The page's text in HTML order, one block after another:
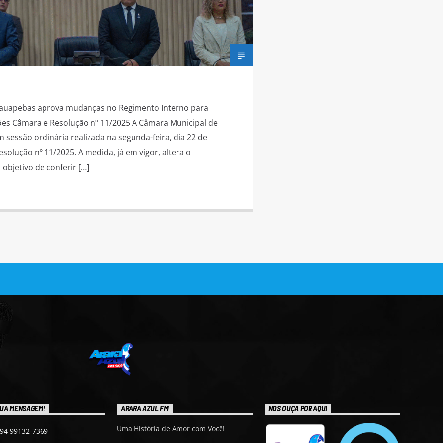
aprova mudanças no Regimento Interno para
Câmara e Resolução nº 11/2025 A Câmara Municipal de
sessão ordinária realizada na segunda-feira, dia 22 de
nº 11/2025. A medida, já em vigor, altera o
objetivo de conferir […]
MENSAGEM!
99132-7369
ARARA AZUL FM
Uma História de Amor com Você!
NOS OUÇA POR AQUI